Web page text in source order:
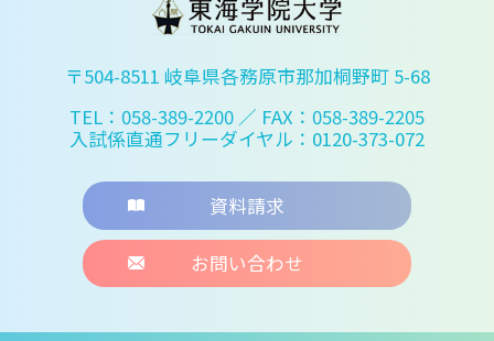
〒504-8511 岐阜県各務原市那加桐野町 5-68
TEL：058-389-2200 ／ FAX：058-389-2205
入試係直通フリーダイヤル：0120-373-072
資料請求
お問い合わせ